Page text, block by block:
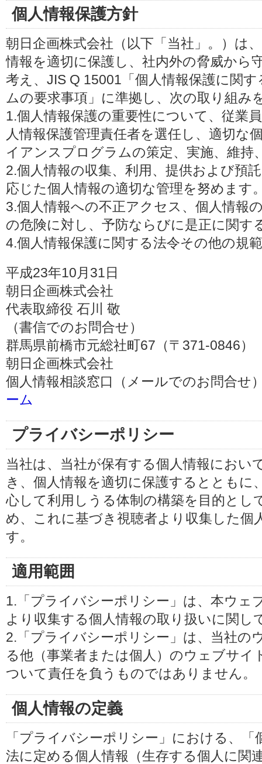
個人情報保護方針
朝日企画株式会社（以下「当社」。）は
情報を適切に保護し、社内外の脅威から
考え、JIS Q 15001「個人情報保護に関
ムの要求事項」に準拠し、次の取り組み
1.個人情報保護の重要性について、従業
人情報保護管理責任者を選任し、適切な
イアンスプログラムの策定、実施、維持
2.個人情報の収集、利用、提供および預
応じた個人情報の適切な管理を努めます
3.個人情報への不正アクセス、個人情報
の危険に対し、予防ならびに是正に関す
4.個人情報保護に関する法令その他の規
平成23年10月31日
朝日企画株式会社
代表取締役 石川 敬
（書信でのお問合せ）
群馬県前橋市元総社町67（〒371-0846）
朝日企画株式会社
個人情報相談窓口（メールでのお問合せ
ーム
プライバシーポリシー
当社は、当社が保有する個人情報におい
き、個人情報を適切に保護するとともに
心して利用しうる体制の構築を目的とし
め、これに基づき視聴者より収集した個
す。
適用範囲
1.「プライバシーポリシー」は、本ウェ
より収集する個人情報の取り扱いに関し
2.「プライバシーポリシー」は、当社の
る他（事業者または個人）のウェブサイ
ついて責任を負うものではありません。
個人情報の定義
「プライバシーポリシー」における、
法に定める個人情報（生存する個人に関